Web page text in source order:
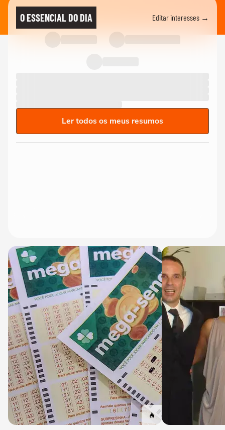
O ESSENCIAL DO DIA Editar interesses →
Ler todos os meus resumos